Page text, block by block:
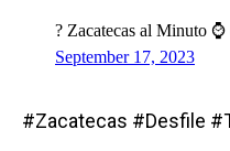
? Zacatecas al Minuto
September 17, 2023
#Zacatecas #Desfile